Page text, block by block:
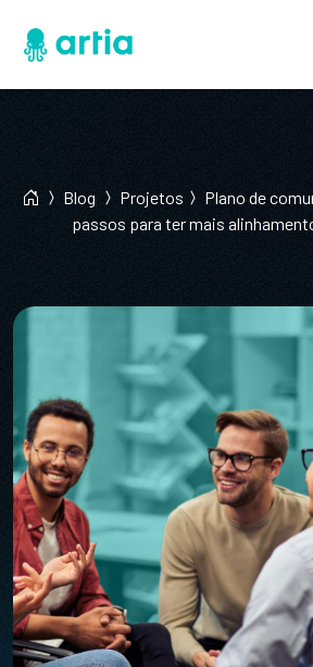
Blog Projetos
Plano de
passos para ter mais